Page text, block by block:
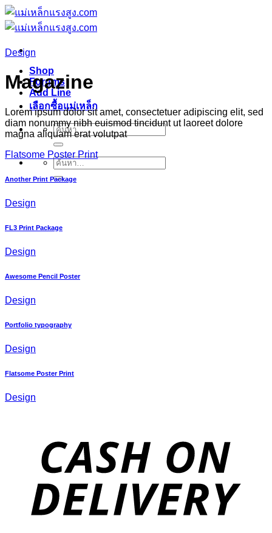
ข้าม
ไป
เนื้อหา
Shop
Forums
Add Line
เลือกซื้อแม่เหล็ก
ค้นหา:
ค้นหา:
Design
Magazine
Lorem ipsum dolor sit amet, consectetuer adipiscing elit, sed
diam nonummy nibh euismod tincidunt ut laoreet dolore
magna aliquam erat volutpat
Flatsome Poster Print
Another Print Package
Design
FL3 Print Package
Design
Awesome Pencil Poster
Design
Portfolio typography
Design
Flatsome Poster Print
Design